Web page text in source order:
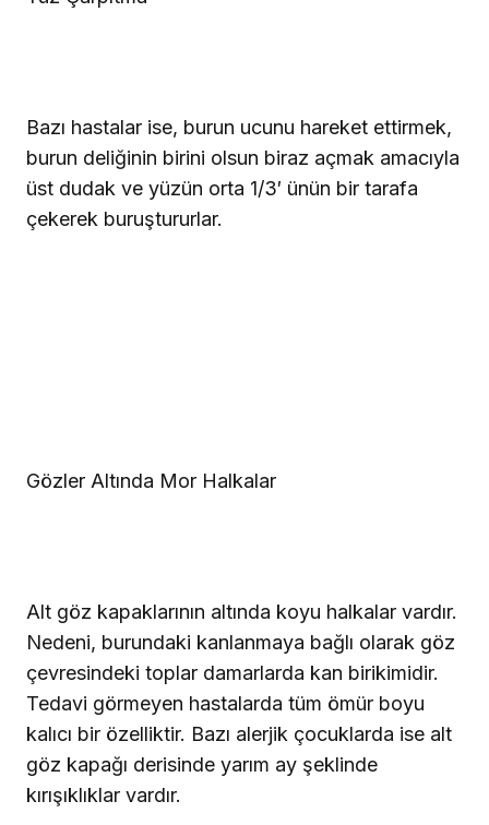
Bazı hastalar ise, burun ucunu hareket ettirmek,
burun deliğinin birini olsun biraz açmak amacıyla
üst dudak ve yüzün orta 1/3′ ünün bir tarafa
çekerek buruştururlar.
Gözler Altında Mor Halkalar
Alt göz kapaklarının altında koyu halkalar vardır.
Nedeni, burundaki kanlanmaya bağlı olarak göz
çevresindeki toplar damarlarda kan birikimidir.
Tedavi görmeyen hastalarda tüm ömür boyu
kalıcı bir özelliktir. Bazı alerjik çocuklarda ise alt
göz kapağı derisinde yarım ay şeklinde
kırışıklıklar vardır.